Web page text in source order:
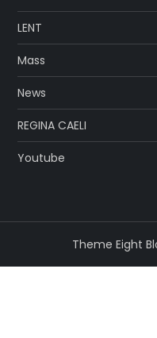
LENT
Mass
News
REGINA CAELI
Youtube
Theme Eight